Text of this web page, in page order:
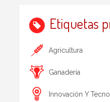
Etiquetas
Agricultura
Ganadería
Innovación Y